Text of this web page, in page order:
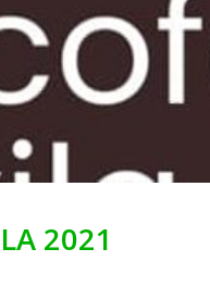
2021